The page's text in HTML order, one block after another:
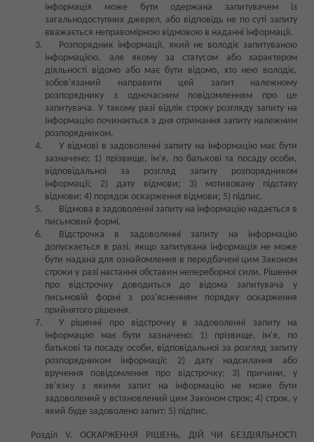
інформація може бути одержана запитувачем із
загальнодоступних джерел, або відповідь не по суті запиту
вважається неправомірною відмовою в наданні інформації.
Розпорядник інформації, який не володіє запитуваною
інформацією, але якому за статусом або характером
діяльності відомо або має бути відомо, хто нею володіє,
зобов'язаний направити цей запит належному
розпоряднику з одночасним повідомленням про це
запитувача. У такому разі відлік строку розгляду запиту на
інформацію починається з дня отримання запиту належним
розпорядником.
У відмові в задоволенні запиту на інформацію має бути
зазначено: 1) прізвище, ім'я, по батькові та посаду особи,
відповідальної за розгляд запиту розпорядником
інформації; 2) дату відмови; 3) мотивовану підставу
відмови; 4) порядок оскарження відмови; 5) підпис.
Відмова в задоволенні запиту на інформацію надається в
письмовий формі.
Відстрочка в задоволенні запиту на інформацію
допускається в разі, якщо запитувана інформація не може
бути надана для ознайомлення в передбачені цим Законом
строки у разі настання обставин непереборної сили. Рішення
про відстрочку доводиться до відома запитувача у
письмовій формі з роз'ясненням порядку оскарження
прийнятого рішення.
У рішенні про відстрочку в задоволенні запиту на
інформацію має бути зазначено: 1) прізвище, ім'я, по
батькові та посаду особи, відповідальної за розгляд запиту
розпорядником інформації; 2) дату надсилання або
вручення повідомлення про відстрочку; 3) причини, у
зв'язку з якими запит на інформацію не може бути
задоволений у встановлений цим Законом строк; 4) строк, у
який буде задоволено запит; 5) підпис.
Розділ V. ОСКАРЖЕННЯ РІШЕНЬ, ДІЙ ЧИ БЕЗДІЯЛЬНОСТІ